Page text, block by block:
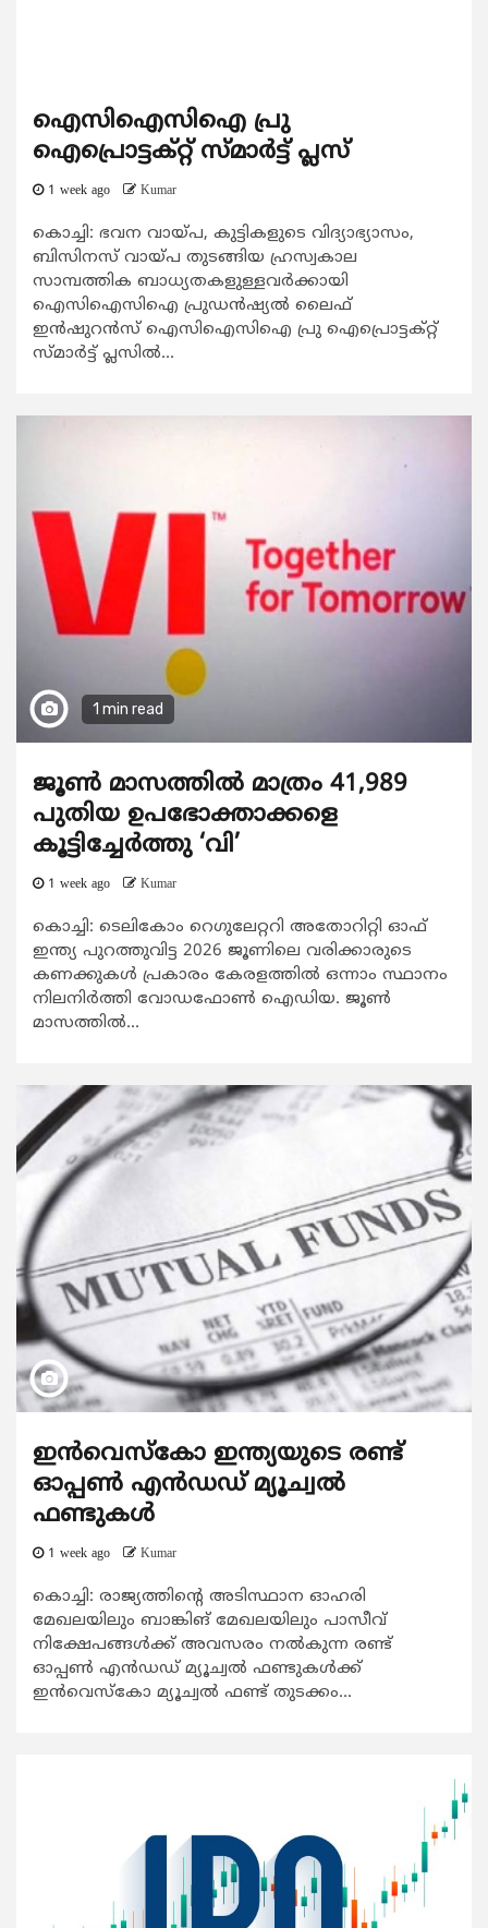
ഐസിഐസിഐ പ്രു
ഐപ്രൊട്ടക്റ്റ് സ്മാർട്ട് പ്ലസ്
1 week ago Kumar
കൊച്ചി: ഭവന വായ്പ, കുട്ടികളുടെ വിദ്യാഭ്യാസം,
ബിസിനസ് വായ്പ തുടങ്ങിയ ഹ്രസ്വകാല
സാമ്പത്തിക ബാധ്യതകളുള്ളവർക്കായി
ഐസിഐസിഐ പ്രുഡൻഷ്യൽ ലൈഫ്
ഇൻഷുറൻസ് ഐസിഐസിഐ പ്രു ഐപ്രൊട്ടക്റ്റ്
സ്മാർട്ട് പ്ലസിൽ...
1 min read
ജൂൺ മാസത്തിൽ മാത്രം 41,989
പുതിയ ഉപഭോക്താക്കളെ
കൂട്ടിച്ചേർത്തു ‘വി’
1 week ago Kumar
കൊച്ചി: ടെലികോം റെഗുലേറ്ററി അതോറിറ്റി ഓഫ്
ഇന്ത്യ പുറത്തുവിട്ട 2026 ജൂണിലെ വരിക്കാരുടെ
കണക്കുകൾ പ്രകാരം കേരളത്തിൽ ഒന്നാം സ്ഥാനം
നിലനിർത്തി വോഡഫോൺ ഐഡിയ. ജൂൺ
മാസത്തിൽ...
ഇന്‍വെസ്കോ ഇന്ത്യയുടെ രണ്ട്
ഓപ്പണ്‍ എന്‍ഡഡ് മ്യൂച്വല്‍
ഫണ്ടുകള്‍
1 week ago Kumar
കൊച്ചി: രാജ്യത്തിന്‍റെ അടിസ്ഥാന ഓഹരി
മേഖലയിലും ബാങ്കിങ് മേഖലയിലും പാസീവ്
നിക്ഷേപങ്ങള്‍ക്ക് അവസരം നല്‍കുന്ന രണ്ട്
ഓപ്പണ്‍ എന്‍ഡഡ് മ്യൂച്വല്‍ ഫണ്ടുകള്‍ക്ക്
ഇന്‍വെസ്കോ മ്യൂച്വല്‍ ഫണ്ട് തുടക്കം...